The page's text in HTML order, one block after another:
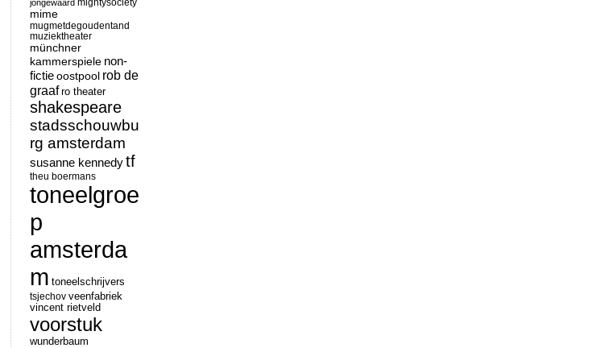
jongewaard
mime
mugmetdegoudentand
muziektheater
münchner
kammerspiele non-
fictieoostpool rob de
graaf ro theater
shakespeare
stadsschouwbu
rg amsterdam
susanne kennedytf
theu boermans
toneelgroe
p
amsterda
m toneelschrijvers
tsjechov veenfabriek
vincent rietveld
voorstuk
wunderbaum